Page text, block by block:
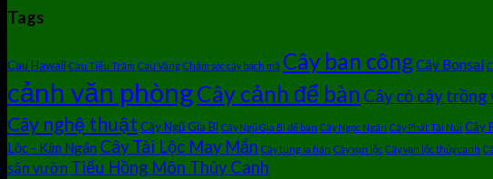
Tags
Cau Hawaii Cau Tiểu Trâm Cau Vàng Chăm sóc cây bạch mã Cây ban côngCây Bonsai
cảnh văn phòngCây cảnh để bàn Cây cỏ cây trồng
Cây nghệ thuật Cây Ngũ Gia Bì Cây Ngũ Gia Bì để bàn Cây Ngọc Ngân Cây Phát Tài Núi Cây
Lộc - Kim Ngân Cây Tài Lộc May Mắn Cây tùng la hán Cây vạn lộc Cây vạn lộc thủy canh
sân vườn Tiểu Hồng Môn Thủy Canh